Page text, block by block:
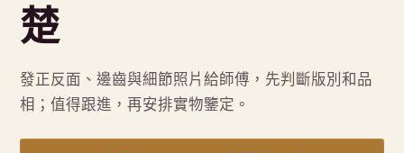
楚
發正反面、邊齒與細節照片給師傅，先判斷版別和品
相；值得跟進，再安排實物鑒定。